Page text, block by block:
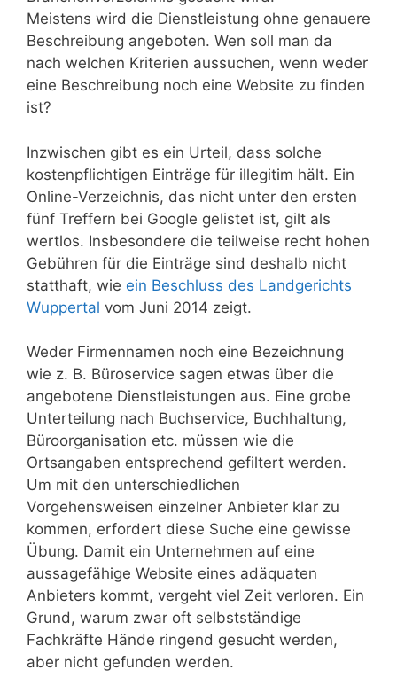
Meistens wird die Dienstleistung ohne genauere
Beschreibung angeboten. Wen soll man da
nach welchen Kriterien aussuchen, wenn weder
eine Beschreibung noch eine Website zu finden
ist?
Inzwischen gibt es ein Urteil, dass solche
kostenpflichtigen Einträge für illegitim hält. Ein
Online-Verzeichnis, das nicht unter den ersten
fünf Treffern bei Google gelistet ist, gilt als
wertlos. Insbesondere die teilweise recht hohen
Gebühren für die Einträge sind deshalb nicht
statthaft, wie ein Beschluss des Landgerichts
Wuppertal vom Juni 2014 zeigt.
Weder Firmennamen noch eine Bezeichnung
wie z. B. Büroservice sagen etwas über die
angebotene Dienstleistungen aus. Eine grobe
Unterteilung nach Buchservice, Buchhaltung,
Büroorganisation etc. müssen wie die
Ortsangaben entsprechend gefiltert werden.
Um mit den unterschiedlichen
Vorgehensweisen einzelner Anbieter klar zu
kommen, erfordert diese Suche eine gewisse
Übung. Damit ein Unternehmen auf eine
aussagefähige Website eines adäquaten
Anbieters kommt, vergeht viel Zeit verloren. Ein
Grund, warum zwar oft selbstständige
Fachkräfte Hände ringend gesucht werden,
aber nicht gefunden werden.